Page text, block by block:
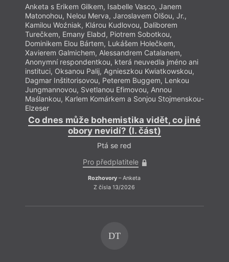
Anketa s Erikem Gilkem, Isabelle Vasco, Janem
Matonohou, Nelou Merva, Jaroslavem Olšou, Jr.,
Kamilou Woźniak, Klárou Kudlovou, Daliborem
Turečkem, Emany Elabd, Piotrem Sobotkou,
Dominikem Elou Bártem, Lukášem Holečkem,
Xavierem Galmichem, Alessandrem Catalanem,
Anonymní respondentkou, která neuvedla jméno ani
instituci, Oksanou Palij, Agnieszkou Kwiatkowskou,
Dagmar Inštitorisovou, Peterem Buggem, Lenkou
Jungmannovou, Svetlanou Efimovou, Annou
Maślankou, Karlem Komárkem a Sonjou Stojmenskou-
Elzeser
Co dnes může bohemistika vidět, co jiné
obory nevidí? (I. část)
Ptá se red
Pro předplatitele
Rozhovory – Anketa
Z čísla 13/2026
DT